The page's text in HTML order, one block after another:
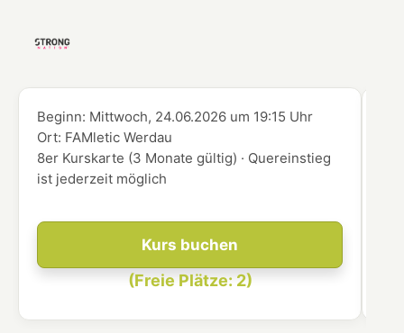
Kurs buchen
(Freie Plätze: 2)
Beginn: Mittwoch, 24.06.2026 um 19:15 Uhr
Ort: FAMletic Werdau
8er Kurskarte (3 Monate gültig) · Quereinstieg
ist jederzeit möglich